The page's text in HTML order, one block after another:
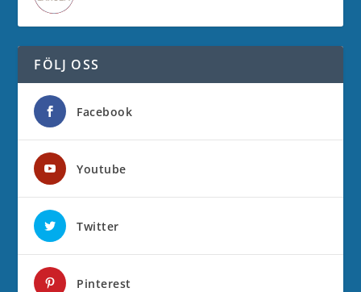
FÖLJ OSS
Facebook
Youtube
Twitter
Pinterest